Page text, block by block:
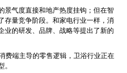
景气度直接和地产热度挂钩；但在智
存量竞争阶段。和家电行业一样，消
业的研发、品牌、战略等提出了新的
费端主导的零售逻辑，卫浴行业正在